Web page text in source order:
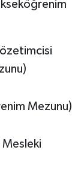
Mezunu)
Mesleki